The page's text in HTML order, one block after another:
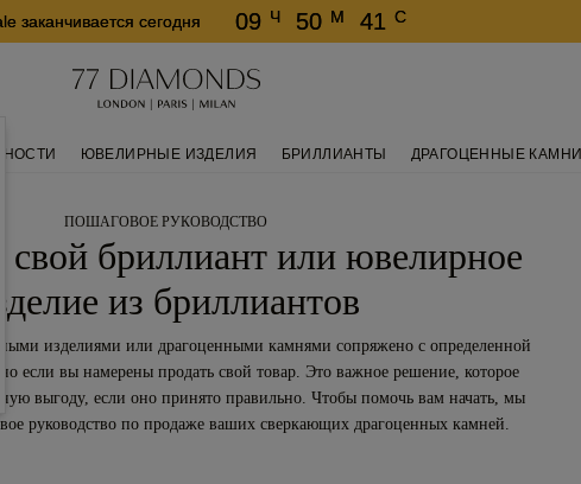
заканчивается сегодня 09 Ч 50 М 41 С
ЮВЕЛИРНЫЕ ИЗДЕЛИЯ БРИЛЛИАНТЫ ДРАГОЦЕННЫЕ КАМНИ
ПОШАГОВОЕ РУКОВОДСТВО
свой бриллиант или ювелирное
из бриллиантов
изделиями или драгоценными камнями сопряжено с определенной
если вы намерены продать свой товар. Это важное решение, которое
выгоду, если оно принято правильно. Чтобы помочь вам начать, мы
руководство по продаже ваших сверкающих драгоценных камней.